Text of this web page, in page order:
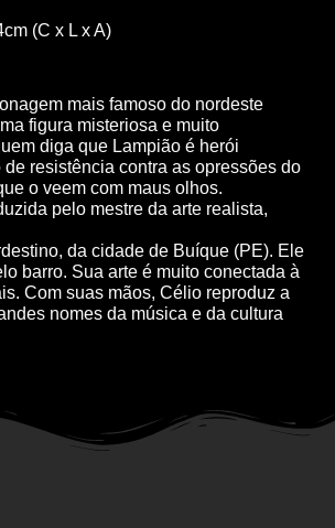
(C x L x A)
mais famoso do nordeste
figura misteriosa e muito
diga que Lampião é herói
resistência contra as opressões do
o veem com maus olhos.
pelo mestre da arte realista,
da cidade de Buíque (PE). Ele
barro. Sua arte é muito conectada à
Com suas mãos, Célio reproduz a
nomes da música e da cultura